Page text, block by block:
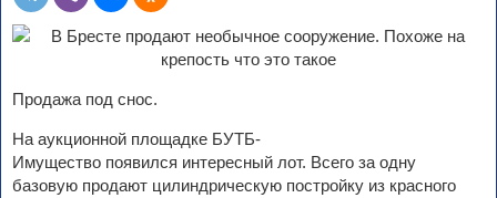
Продажа под снос.
На аукционной площадке БУТБ-
Имущество появился интересный лот. Всего за одну
базовую продают цилиндрическую постройку из красного